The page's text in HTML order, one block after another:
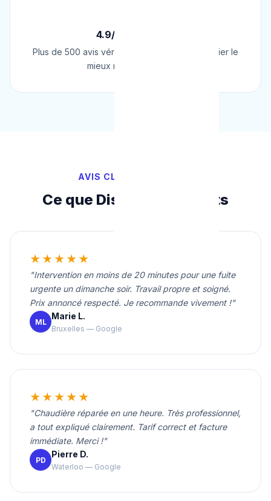
4.9/5 sur Google
Plus de 500 avis vérifiés sur Google. Le plombier le
mieux noté de Belgique.
AVIS CLIENTS VÉRIFIÉS
Ce que Disent Nos Clients
★★★★★
"Intervention en moins de 20 minutes pour une fuite
urgente un dimanche soir. Travail propre et soigné.
Prix annoncé respecté. Je recommande vivement !"
ML
Marie L.
Bruxelles — Google
★★★★★
"Chaudière réparée en une heure. Très professionnel,
a tout expliqué clairement. Tarif correct et facture
immédiate. Merci !"
PD
Pierre D.
Waterloo — Google